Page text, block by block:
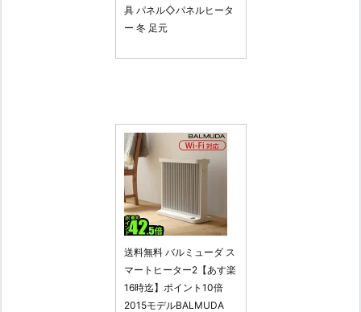
具 パネル◇パネルヒータ
ー 冬 足元
送料無料 バルミューダ ス
マートヒーター2【あす楽
16時迄】ポイント10倍
2015モデルBALMUDA